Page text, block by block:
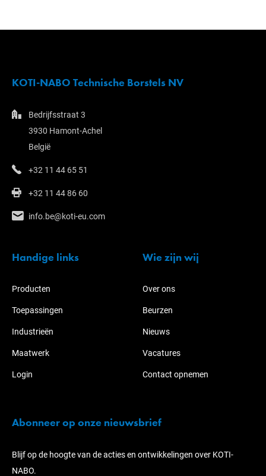
KOTI-NABO Technische Borstels NV
Bedrijfsstraat 3
3930 Hamont-Achel
België
+32 11 44 65 51
+32 11 44 86 60
info.be@koti-eu.com
Handige links
Producten
Toepassingen
Industrieën
Maatwerk
Login
Wie zijn wij
Over ons
Beurzen
Nieuws
Vacatures
Contact opnemen
Abonneer op onze nieuwsbrief
Blijf op de hoogte van de acties en ontwikkelingen over KOTI-
NABO.